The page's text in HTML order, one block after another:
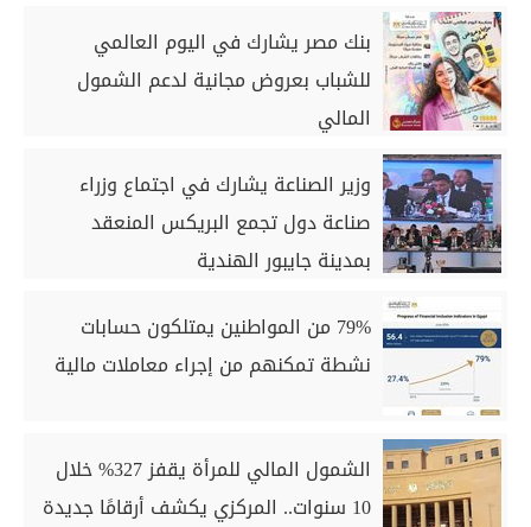
بنك مصر يشارك في اليوم العالمي
للشباب بعروض مجانية لدعم الشمول
المالي
وزير الصناعة يشارك في اجتماع وزراء
صناعة دول تجمع البريكس المنعقد
بمدينة جايبور الهندية
79% من المواطنين يمتلكون حسابات
نشطة تمكنهم من إجراء معاملات مالية
الشمول المالي للمرأة يقفز 327% خلال
10 سنوات.. المركزي يكشف أرقامًا جديدة